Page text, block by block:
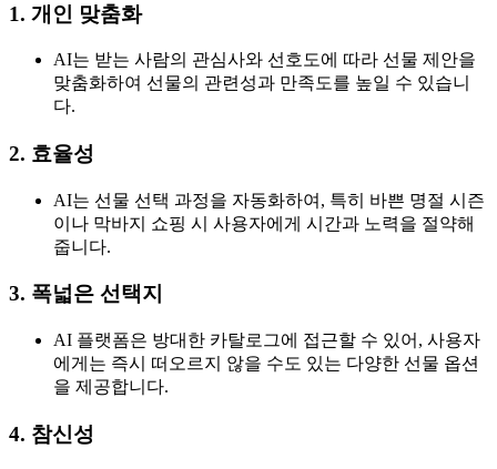
1. 개인 맞춤화
AI는 받는 사람의 관심사와 선호도에 따라 선물 제안을
맞춤화하여 선물의 관련성과 만족도를 높일 수 있습니
다.
2. 효율성
AI는 선물 선택 과정을 자동화하여, 특히 바쁜 명절 시즌
이나 막바지 쇼핑 시 사용자에게 시간과 노력을 절약해
줍니다.
3. 폭넓은 선택지
AI 플랫폼은 방대한 카탈로그에 접근할 수 있어, 사용자
에게는 즉시 떠오르지 않을 수도 있는 다양한 선물 옵션
을 제공합니다.
4. 참신성